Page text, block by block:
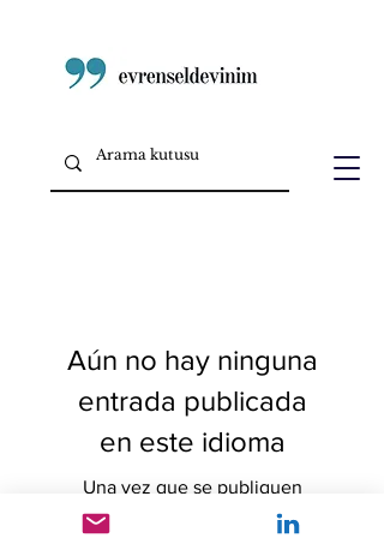
Aún no hay ninguna
entrada publicada
en este idioma
Una vez que se publiquen